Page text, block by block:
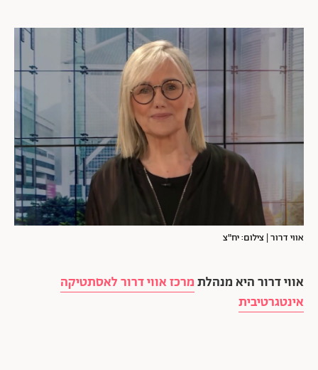
אווי דרור | צילום: יח"צ
אווי דרור היא מנהלתמרכז אווי דרור לאסתטיקה
אינטגרטיבית